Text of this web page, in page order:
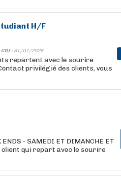
H/F
CDI - 31/07/2026
repartent avec le sourire
privilégié des clients, vous
- SAMEDI ET DIMANCHE ET
client qui repart avec le sourire